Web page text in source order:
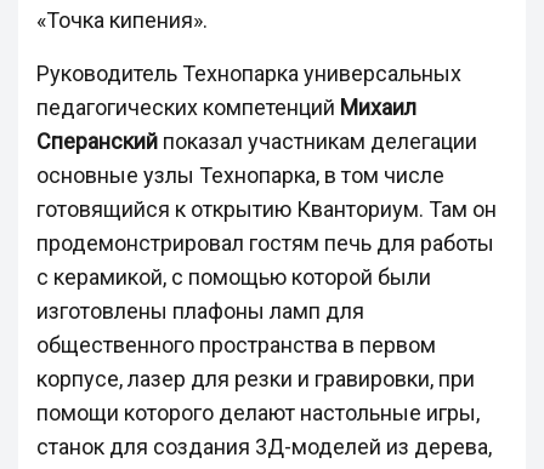
«Точка кипения».
Руководитель Технопарка универсальных
педагогических компетенций Михаил
Сперанский показал участникам делегации
основные узлы Технопарка, в том числе
готовящийся к открытию Кванториум. Там он
продемонстрировал гостям печь для работы
с керамикой, с помощью которой были
изготовлены плафоны ламп для
общественного пространства в первом
корпусе, лазер для резки и гравировки, при
помощи которого делают настольные игры,
станок для создания 3Д-моделей из дерева,